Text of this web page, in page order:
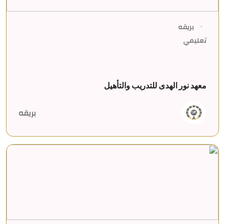
بريقه
تعليمي
معهد نور الهدى للتدريب والتأهيل
بريقه